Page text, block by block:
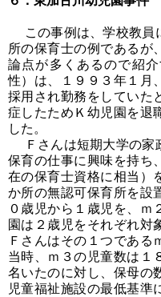
この事例は、学校教員
所の保育士の例であるが
論点が多くあるので紹
性）は、１９９３年１月
採用され勤務をしていた
症したためＫ幼児園を退
した。
Ｆさんは短期大学の家
保育の仕事に興味を持ち
在の保育士資格に相当）
か所の無認可保育所を設
０歳児から１歳児を、ｍ
園は２歳児をそれぞれ対
Ｆさんはその１つである
当時、ｍ３の児童数は１
名いたのに対し、保母の
児童福祉施設の最低基準